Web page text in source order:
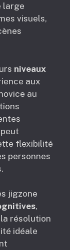
large
visuels,
niveaux
aux
au
flexibilité
personnes
jigzone
,
résolution
idéale